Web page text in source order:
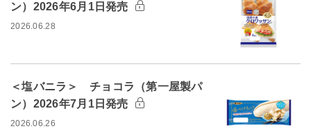
ン）2026年6月1日発売
2026.06.28
＜塩バニラ＞ チョコラ（第一屋製パ
ン）2026年7月1日発売
2026.06.26